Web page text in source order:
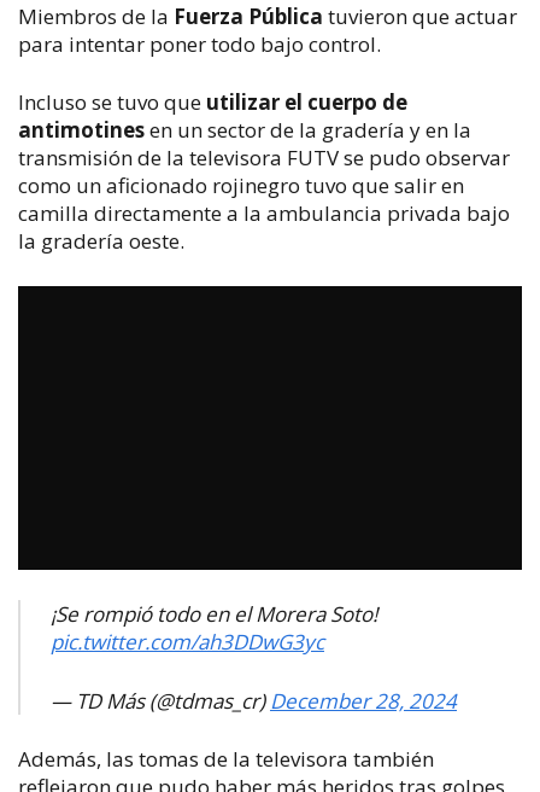
Miembros de la Fuerza Pública tuvieron que actuar
para intentar poner todo bajo control.
Incluso se tuvo que utilizar el cuerpo de
antimotinesen un sector de la gradería y en la
transmisión de la televisora FUTV se pudo observar
como un aficionado rojinegro tuvo que salir en
camilla directamente a la ambulancia privada bajo
la gradería oeste.
¡Se rompió todo en el Morera Soto!
pic.twitter.com/ah3DDwG3yc
— TD Más (@tdmas_cr)December 28, 2024
Además, las tomas de la televisora también